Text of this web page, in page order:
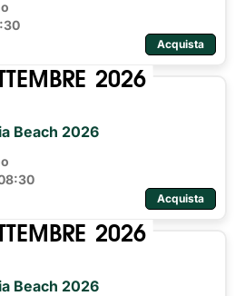
Acquista
2026
Beach 2026
Acquista
2026
Beach 2026